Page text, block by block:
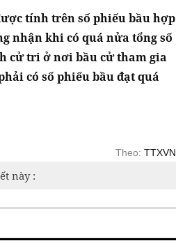
tính trên số phiếu bầu hợp
nhận khi có quá nửa tổng số
cử tri ở nơi bầu cử tham gia
có số phiếu bầu đạt quá
Theo: TTXVN
này :